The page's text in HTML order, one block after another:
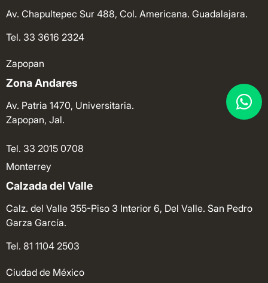
Av. Chapultepec Sur 488, Col. Americana. Guadalajara.
Tel. 33 3616 2324
Zapopan
Zona Andares
Av. Patria 1470, Universitaria.
Zapopan, Jal.
Tel. 33 2015 0708
Monterrey
Calzada del Valle
Calz. del Valle 355-Piso 3 Interior 6, Del Valle. San Pedro
Garza García.
Tel. 81 1104 2503
Ciudad de México